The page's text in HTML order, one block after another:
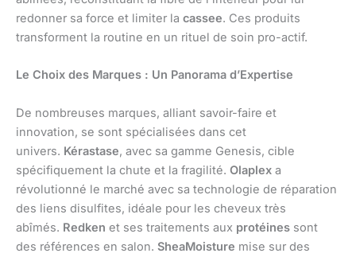
redonner sa force et limiter la cassee. Ces produits
transforment la routine en un rituel de soin pro-actif.
Le Choix des Marques : Un Panorama d’Expertise
De nombreuses marques, alliant savoir-faire et
innovation, se sont spécialisées dans cet
univers. Kérastase, avec sa gamme Genesis, cible
spécifiquement la chute et la fragilité. Olaplex a
révolutionné le marché avec sa technologie de réparation
des liens disulfites, idéale pour les cheveux très
abîmés. Redken et ses traitements aux protéines sont
des références en salon. SheaMoisture mise sur des